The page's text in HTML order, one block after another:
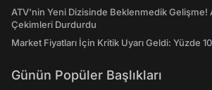
ATV'nin Yeni Dizisinde Beklenmedik Gelişme!
Çekimleri Durdurdu
Market Fiyatları İçin Kritik Uyarı Geldi: Yüzde
Günün Popüler Başlıkları